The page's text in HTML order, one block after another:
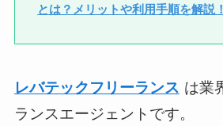
とは？メリットや利用手順を解説！
レバテックフリーランス は業
ランスエージェントです。